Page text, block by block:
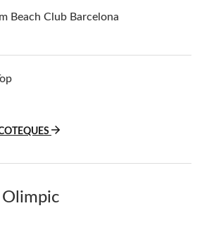
Beach Club Barcelona